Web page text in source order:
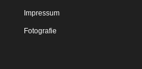
Impressum
Fotografie